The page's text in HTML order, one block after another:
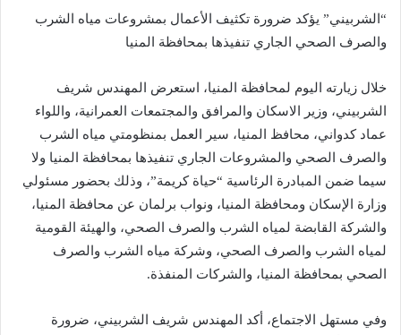
“الشربيني” يؤكد ضرورة تكثيف الأعمال بمشروعات مياه الشرب
والصرف الصحي الجاري تنفيذها بمحافظة المنيا
خلال زيارته اليوم لمحافظة المنيا، استعرض المهندس شريف
الشربيني، وزير الاسكان والمرافق والمجتمعات العمرانية، واللواء
عماد كدواني، محافظ المنيا، سير العمل بمنظومتي مياه الشرب
والصرف الصحي والمشروعات الجاري تنفيذها بمحافظة المنيا ولا
سيما ضمن المبادرة الرئاسية “حياة كريمة”، وذلك بحضور مسئولي
وزارة الإسكان ومحافظة المنيا، ونواب برلمان عن محافظة المنيا،
والشركة القابضة لمياه الشرب والصرف الصحي، والهيئة القومية
لمياه الشرب والصرف الصحي، وشركة مياه الشرب والصرف
الصحي بمحافظة المنيا، والشركات المنفذة.
وفي مستهل الاجتماع، أكد المهندس شريف الشربيني، ضرورة